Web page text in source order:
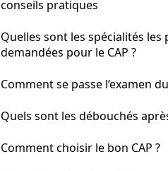
conseils pratiques
Quelles sont les spécialités les
demandées pour le CAP ?
Comment se passe l’examen
Quels sont les débouchés
Comment choisir le bon CAP ?